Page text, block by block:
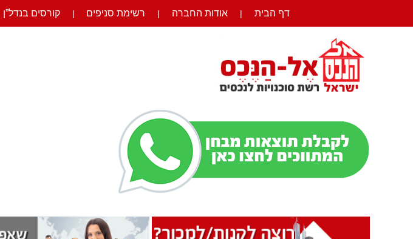
דף הבית | אודות החברה | רשימת סניפים | קורסים בנדל”ן